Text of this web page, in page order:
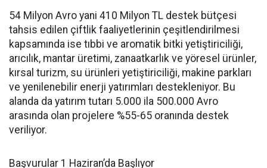
54 Milyon Avro yani 410 Milyon TL destek bütçesi
tahsis edilen çiftlik faaliyetlerinin çeşitlendirilmesi
kapsamında ise tıbbi ve aromatik bitki yetiştiriciliği,
arıcılık, mantar üretimi, zanaatkarlık ve yöresel ürünler,
kırsal turizm, su ürünleri yetiştiriciliği, makine parkları
ve yenilenebilir enerji yatırımları destekleniyor. Bu
alanda da yatırım tutarı 5.000 ila 500.000 Avro
arasında olan projelere %55-65 oranında destek
veriliyor.
Başvurular 1 Haziran’da Başlıyor